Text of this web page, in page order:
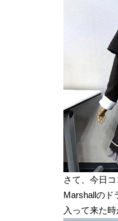
さて、今日
Marshallのド
入って来た